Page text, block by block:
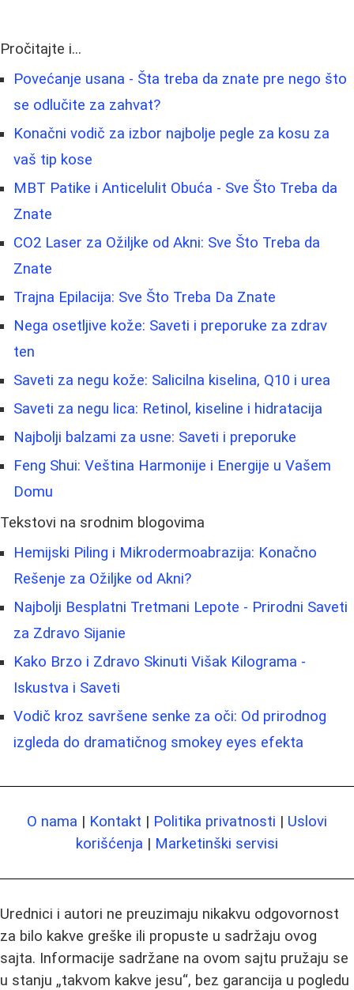
Pročitajte i...
Povećanje usana - Šta treba da znate pre nego što
se odlučite za zahvat?
Konačni vodič za izbor najbolje pegle za kosu za
vaš tip kose
MBT Patike i Anticelulit Obuća - Sve Što Treba da
Znate
CO2 Laser za Ožiljke od Akni: Sve Što Treba da
Znate
Trajna Epilacija: Sve Što Treba Da Znate
Nega osetljive kože: Saveti i preporuke za zdrav
ten
Saveti za negu kože: Salicilna kiselina, Q10 i urea
Saveti za negu lica: Retinol, kiseline i hidratacija
Najbolji balzami za usne: Saveti i preporuke
Feng Shui: Veština Harmonije i Energije u Vašem
Domu
Tekstovi na srodnim blogovima
Hemijski Piling i Mikrodermoabrazija: Konačno
Rešenje za Ožiljke od Akni?
Najbolji Besplatni Tretmani Lepote - Prirodni Saveti
za Zdravo Sijanie
Kako Brzo i Zdravo Skinuti Višak Kilograma -
Iskustva i Saveti
Vodič kroz savršene senke za oči: Od prirodnog
izgleda do dramatičnog smokey eyes efekta
O nama | Kontakt | Politika privatnosti | Uslovi
korišćenja | Marketinški servisi
Urednici i autori ne preuzimaju nikakvu odgovornost
za bilo kakve greške ili propuste u sadržaju ovog
sajta. Informacije sadržane na ovom sajtu pružaju se
u stanju „takvom kakve jesu“, bez garancija u pogledu